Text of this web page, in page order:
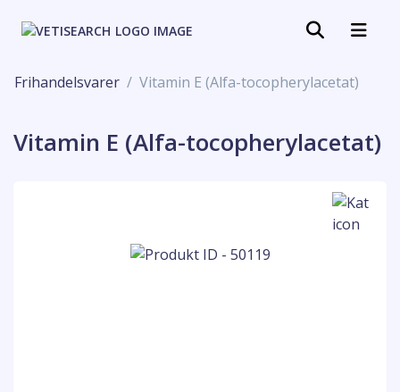
Frihandelsvarer Vitamin E (Alfa-tocopherylacetat)
Vitamin E (Alfa-tocopherylacetat)